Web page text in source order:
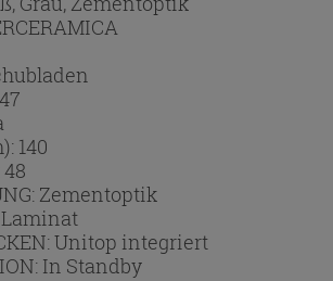
47
140
48
Zementoptik
Laminat
Unitop integriert
In Standby